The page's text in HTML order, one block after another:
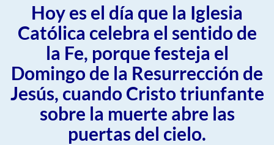
Hoy es el día que la Iglesia
Católica celebra el sentido de
la Fe, porque festeja el
Domingo de la Resurrección de
Jesús, cuando Cristo triunfante
sobre la muerte abre las
puertas del cielo.